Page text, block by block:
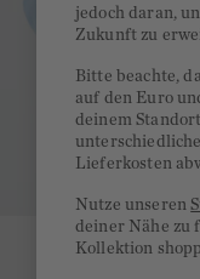
jedoch daran,
Zukunft zu
Bitte beachte,
auf den Euro
deinem
Lieferkosten
Nutze unseren
deiner Nähe zu
Kollektion